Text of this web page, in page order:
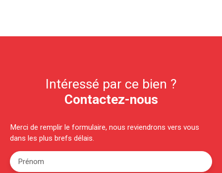
Intéressé par ce bien ?
Contactez-nous
Merci de remplir le formulaire, nous reviendrons vers vous
dans les plus brefs délais.
Prénom